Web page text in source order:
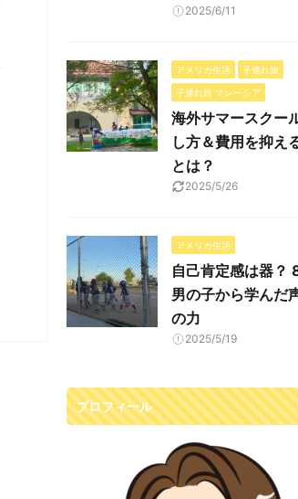
2025/6/11
アメリカ生活 子連れ旅
子連れ旅 マレーシア
海外サマースクー
し方＆費用を抑え
とは？
2025/5/26
アメリカ生活
自己肯定感は器？
男の子から学んだ
の力
2025/5/19
プロフィール